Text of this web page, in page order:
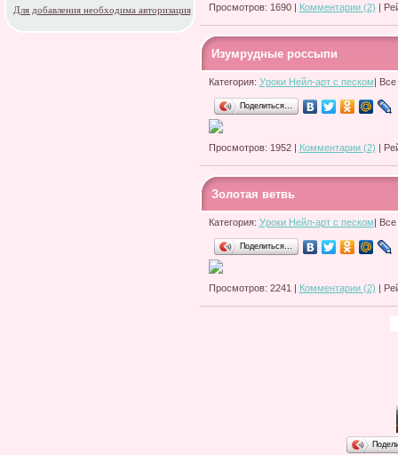
Просмотров: 1690 | Комментарии (2) |
Изумрудные россыпи
Категория: Уроки Нейл-арт с песком| Все
Поделиться…
Просмотров: 1952 | Комментарии (2) |
Золотая ветвь
Категория: Уроки Нейл-арт с песком| Все
Поделиться…
Просмотров: 2241 | Комментарии (2) |
Для добавления необходима авторизация